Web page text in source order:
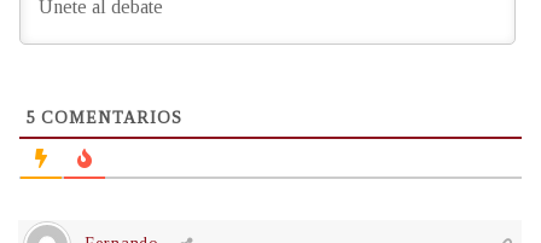
5 COMENTARIOS